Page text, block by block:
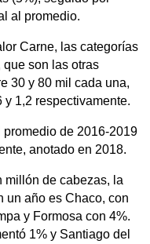
al promedio.
Carne, las categorías
son las otras
30 y 80 mil cada una,
1,2 respectivamente.
de 2016-2019
anotado en 2018.
millón de cabezas, la
un año es Chaco, con
y Formosa con 4%.
1% y Santiago del